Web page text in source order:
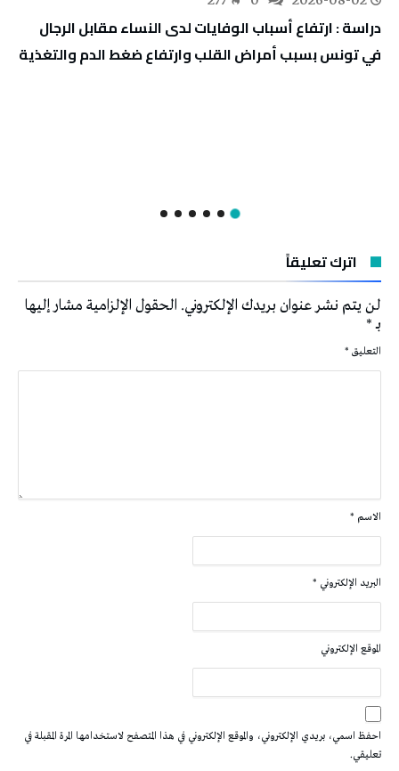
دراسة : ارتفاع أسباب الوفايات لدى النساء مقابل الرجال
في تونس بسبب أمراض القلب وارتفاع ضغط الدم والتغذية
اترك تعليقاً
لن يتم نشر عنوان بريدك الإلكتروني. الحقول الإلزامية مشار إليها
بـ*
التعليق *
الاسم *
البريد الإلكتروني *
الموقع الإلكتروني
احفظ اسمي، بريدي الإلكتروني، والموقع الإلكتروني في هذا المتصفح لاستخدامها المرة المقبلة في
تعليقي.